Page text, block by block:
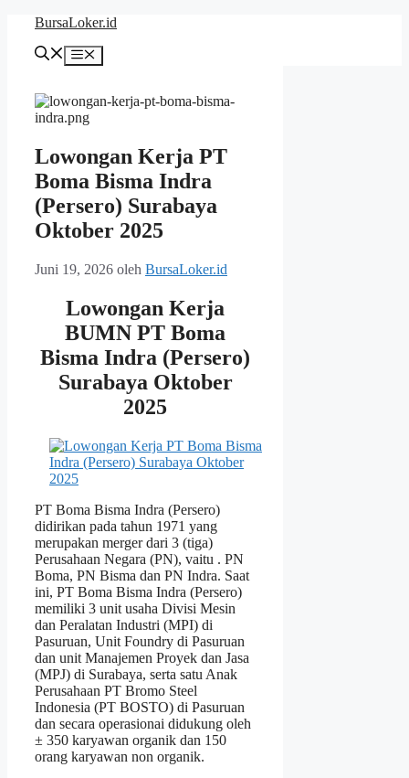
Langsung
BursaLoker.id
Menu
Lowongan Kerja PT
Boma Bisma Indra
(Persero) Surabaya
Oktober 2025
Juni 19, 2026 oleh BursaLoker.id
Lowongan Kerja
BUMN PT Boma
Bisma Indra (Persero)
Surabaya Oktober
2025
PT Boma Bisma Indra (Persero)
didirikan pada tahun 1971 yang
merupakan merger dari 3 (tiga)
Perusahaan Negara (PN), vaitu . PN
Boma, PN Bisma dan PN Indra. Saat
ini, PT Boma Bisma Indra (Persero)
memiliki 3 unit usaha Divisi Mesin
dan Peralatan Industri (MPI) di
Pasuruan, Unit Foundry di Pasuruan
dan unit Manajemen Proyek dan Jasa
(MPJ) di Surabaya, serta satu Anak
Perusahaan PT Bromo Steel
Indonesia (PT BOSTO) di Pasuruan
dan secara operasionai didukung oleh
± 350 karyawan organik dan 150
orang karyawan non organik.